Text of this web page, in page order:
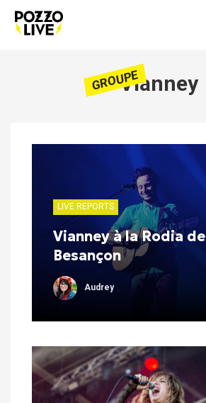
GROUPEVianney
LIVE REPORTS
Vianney à la Rodia de
Besançon
Audrey